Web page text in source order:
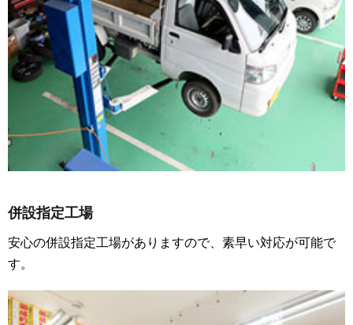
併設指定工場
安心の併設指定工場がありますので、素早い対応が可能で
す。